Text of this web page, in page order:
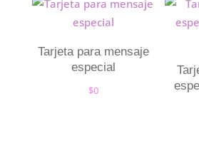
Tarjeta para mensaje
especial
$0